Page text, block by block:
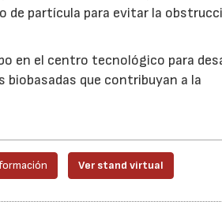
de partícula para evitar la
en el centro tecnológico para
que contribuyan a la
Ver stand virtual